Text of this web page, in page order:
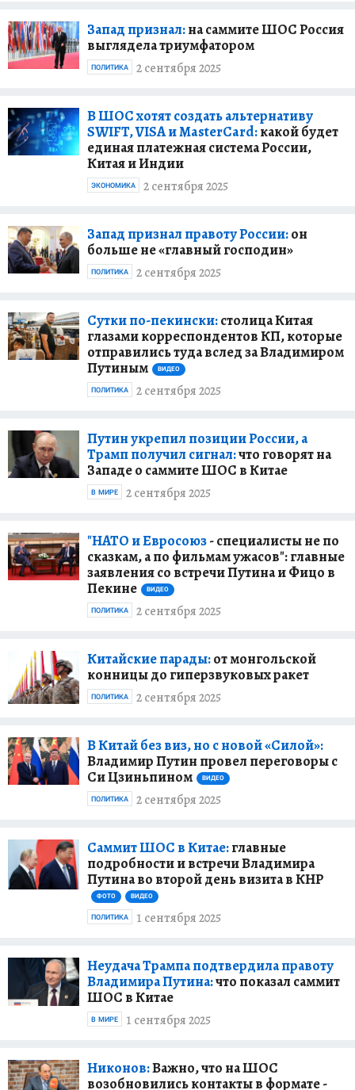
Запад признал:на саммите ШОС Россия
выглядела триумфатором
2 сентября 2025
ПОЛИТИКА
В ШОС хотят создать альтернативу
SWIFT, VISA и MasterCard:какой будет
единая платежная система России,
Китая и Индии
2 сентября 2025
ЭКОНОМИКА
Запад признал правоту России:он
больше не «главный господин»
2 сентября 2025
ПОЛИТИКА
Сутки по-пекински:столица Китая
глазами корреспондентов КП, которые
отправились туда вслед за Владимиром
Путиным
ВИДЕО
2 сентября 2025
ПОЛИТИКА
Путин укрепил позиции России, а
Трамп получил сигнал:что говорят на
Западе о саммите ШОС в Китае
2 сентября 2025
В МИРЕ
"НАТО и Евросоюз- специалисты не по
сказкам, а по фильмам ужасов": главные
заявления со встречи Путина и Фицо в
Пекине
ВИДЕО
2 сентября 2025
ПОЛИТИКА
Китайские парады:от монгольской
конницы до гиперзвуковых ракет
2 сентября 2025
ПОЛИТИКА
В Китай без виз, но с новой «Силой»:
Владимир Путин провел переговоры с
Си Цзиньпином
ВИДЕО
2 сентября 2025
ПОЛИТИКА
Саммит ШОС в Китае:главные
подробности и встречи Владимира
Путина во второй день визита в КНР
ФОТО ВИДЕО
1 сентября 2025
ПОЛИТИКА
Неудача Трампа подтвердила правоту
Владимира Путина:что показал саммит
ШОС в Китае
1 сентября 2025
В МИРЕ
Никонов:Важно, что на ШОС
возобновились контакты в формате -